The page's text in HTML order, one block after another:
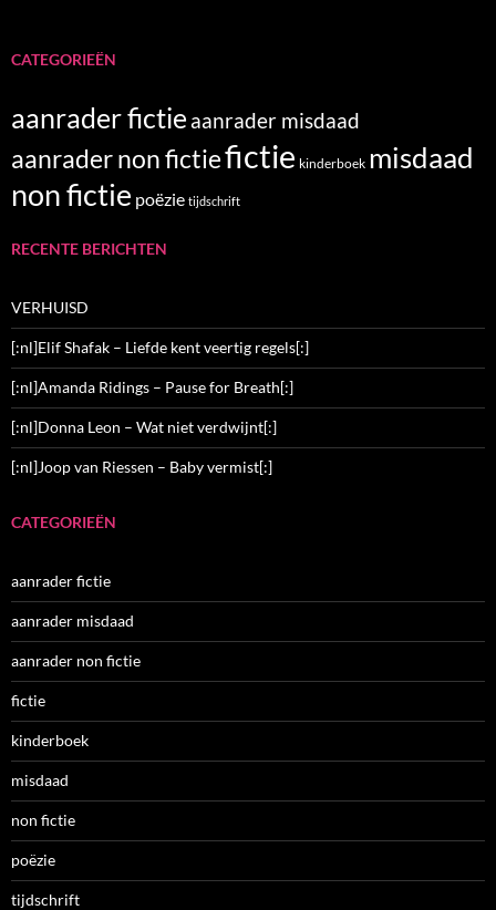
CATEGORIEËN
aanrader fictie aanrader misdaad
aanrader non fictiefictie kinderboek misdaad
non fictie poëzie tijdschrift
RECENTE BERICHTEN
VERHUISD
[:nl]Elif Shafak – Liefde kent veertig regels[:]
[:nl]Amanda Ridings – Pause for Breath[:]
[:nl]Donna Leon – Wat niet verdwijnt[:]
[:nl]Joop van Riessen – Baby vermist[:]
CATEGORIEËN
aanrader fictie
aanrader misdaad
aanrader non fictie
fictie
kinderboek
misdaad
non fictie
poëzie
tijdschrift